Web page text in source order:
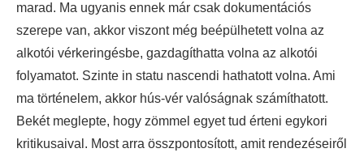
marad. Ma ugyanis ennek már csak dokumentációs
szerepe van, akkor viszont még beépülhetett volna az
alkotói vérkeringésbe, gazdagíthatta volna az alkotói
folyamatot. Szinte in statu nascendi hathatott volna. Ami
ma történelem, akkor hús-vér valóságnak számíthatott.
Bekét meglepte, hogy zömmel egyet tud érteni egykori
kritikusaival. Most arra összpontosított, amit rendezéseiről